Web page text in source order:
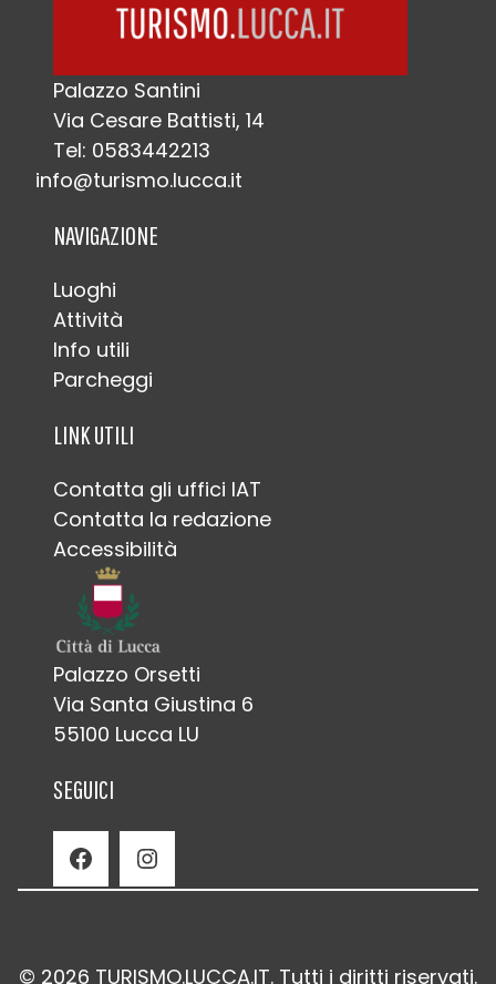
Palazzo Santini
Via Cesare Battisti, 14
Tel: 0583442213
info@turismo.lucca.it
NAVIGAZIONE
Luoghi
Attività
Info utili
Parcheggi
LINK UTILI
Contatta gli uffici IAT
Contatta la redazione
Accessibilità
Palazzo Orsetti
Via Santa Giustina 6
55100 Lucca LU
SEGUICI
Facebook Instagram
© 2026 TURISMO.LUCCA.IT. Tutti i diritti riservati.